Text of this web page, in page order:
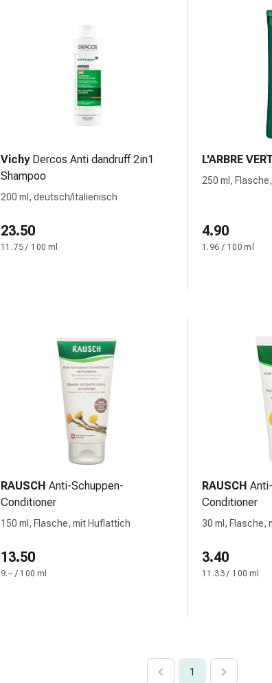
Vichy Dercos Anti dandruff 2in1
Shampoo
200 ml, deutsch/italienisch
23.50
11.75 / 100 ml
L'ARBRE VERT
250 ml,
4.90
1.96 / 100 ml
RAUSCH Anti-Schuppen-
Conditioner
150 ml, Flasche, mit Huflattich
13.50
9.– / 100 ml
RAUSCH
Conditioner
30 ml, Flasche,
3.40
11.33 / 100 ml
1